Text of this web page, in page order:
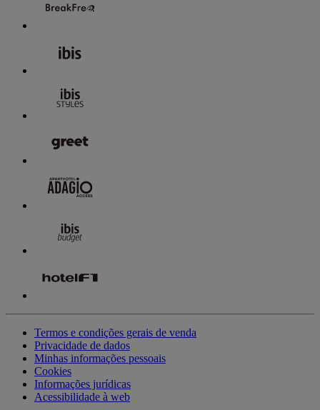
Termos e condições gerais de venda
Privacidade de dados
Minhas informações pessoais
Cookies
Informações jurídicas
Acessibilidade à web